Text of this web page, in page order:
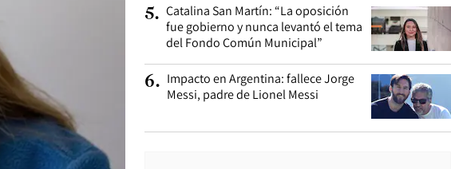
5. Catalina San Martín: “La oposición
fue gobierno y nunca levantó el tema
del Fondo Común Municipal”
6. Impacto en Argentina: fallece Jorge
Messi, padre de Lionel Messi